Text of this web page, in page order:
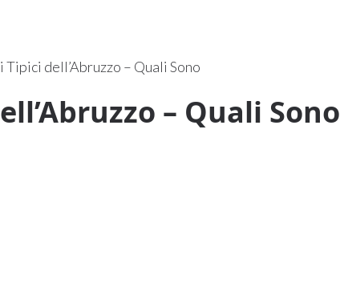
dell’Abruzzo – Quali Sono
– Quali Sono